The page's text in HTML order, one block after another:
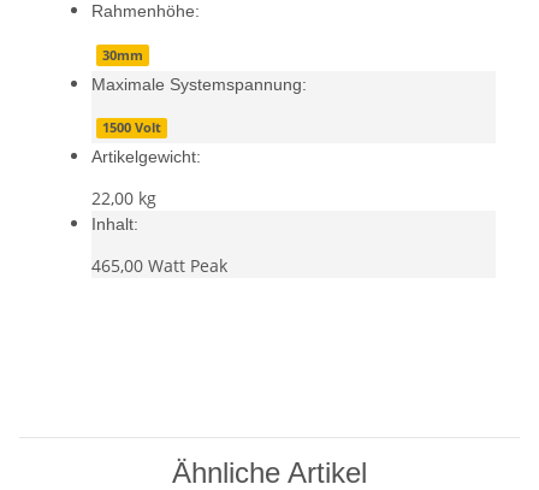
Rahmenhöhe:
30mm
Maximale Systemspannung:
1500 Volt
Artikelgewicht:
22,00 kg
Inhalt:
465,00 Watt Peak
Ähnliche Artikel